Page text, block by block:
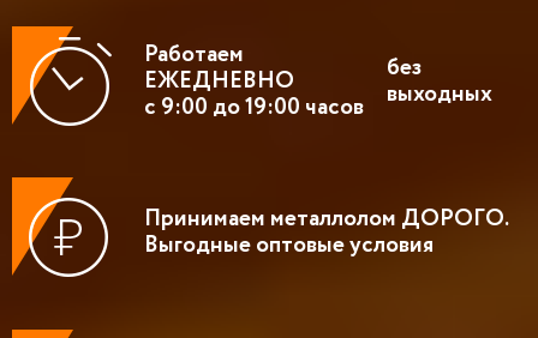
Работаем
ЕЖЕДНЕВНО
с 9:00 до 19:00 часов
без
выходных
Принимаем металлолом ДОРОГО.
Выгодные оптовые условия